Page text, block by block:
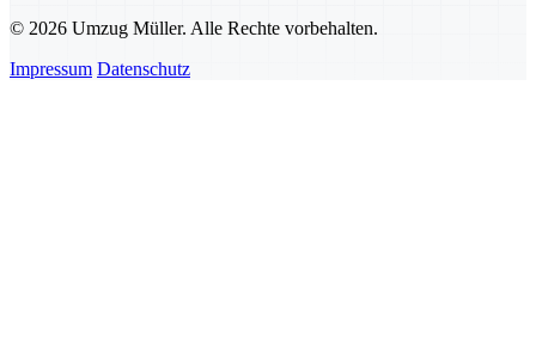
© 2026 Umzug Müller. Alle Rechte vorbehalten.
Impressum Datenschutz